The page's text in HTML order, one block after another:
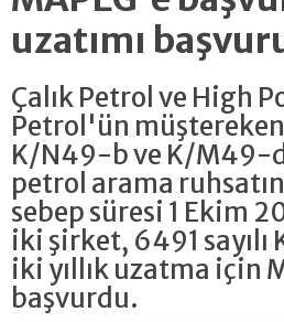
uzatımı
Çalık Petrol ve High
Petrol'ün
K/N49-b ve K/M49-
petrol arama
sebep süresi 1 Ekim
iki şirket, 6491 sayılı
iki yıllık uzatma için
başvurdu.